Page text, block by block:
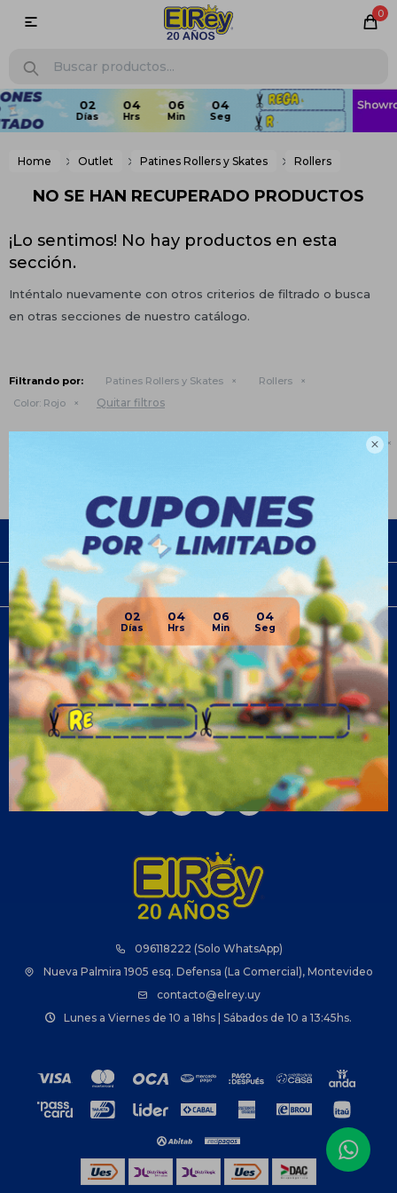

02 04 06 04
0

Home Outlet Patines Rollers y Skates Rollers
NO SE HAN RECUPERADO PRODUCTOS
¡Lo sentimos! No hay productos en esta
sección.
Inténtalo nuevamente con otros criterios de filtrado o busca
en otras secciones de nuestro catálogo.
Filtrando por: Patines Rollers y Skates
Rollers
Color: Rojo Quitar filtros
Rojo
096118222 (Solo WhatsApp)
Nueva Palmira 1905 esq. Defensa (La Comercial), Montevideo
contacto@elrey.uy
Lunes a Viernes de 10 a 18hs | Sábados de 10 a 13:45hs.
Compra
Newsletter
¡Suscribite y recibí todas nuestras novedades!
SUSCRIBIRME
¡Seguinos!
